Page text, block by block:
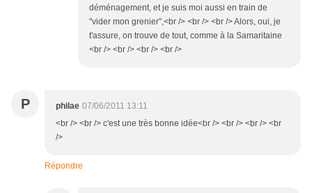
déménagement, et je suis moi aussi en train de
"vider mon grenier",<br /> <br /> <br /> Alors, oui, je
t'assure, on trouve de tout, comme à la Samaritaine
<br /> <br /> <br /> <br />
P philae 07/06/2011 13:11
<br /> <br /> c'est une très bonne idée<br /> <br /> <br /> <br
/>
Répondre